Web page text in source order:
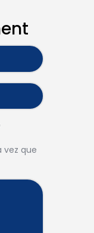
vez que